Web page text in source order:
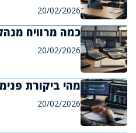
20/02/2026
כמה מרוויח
20/02/2026
מהי ביקורת
20/02/2026